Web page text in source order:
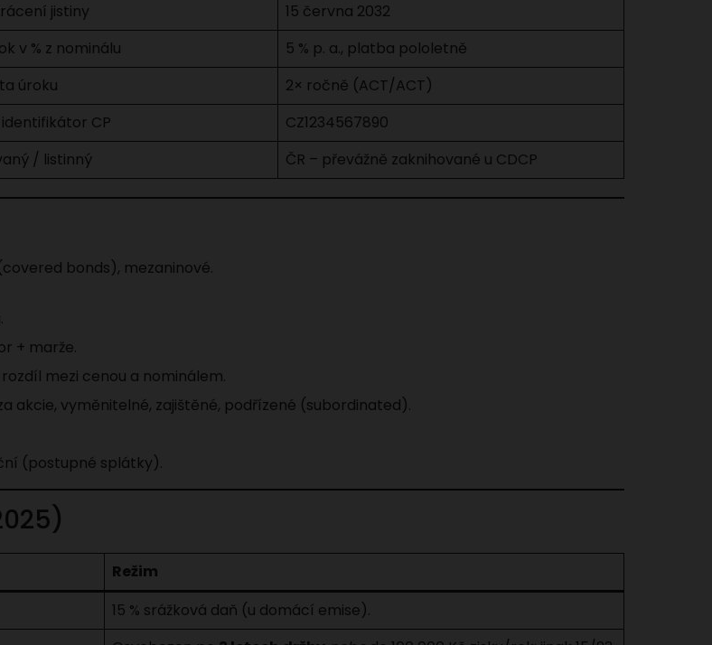
jistiny
15 června 2032
v % z nominálu
5 % p. a., platba pololetně
úroku
2× ročně (ACT/ACT)
CP
CZ1234567890
/ listinný ČR – převážně zaknihované u CDCP
bonds), mezaninové.
+ marže.
mezi cenou a nominálem.
akcie, vyměnitelné, zajištěné, podřízené (subordinated).
(postupné splátky).
Režim
15 % srážková daň (u domácí emise).